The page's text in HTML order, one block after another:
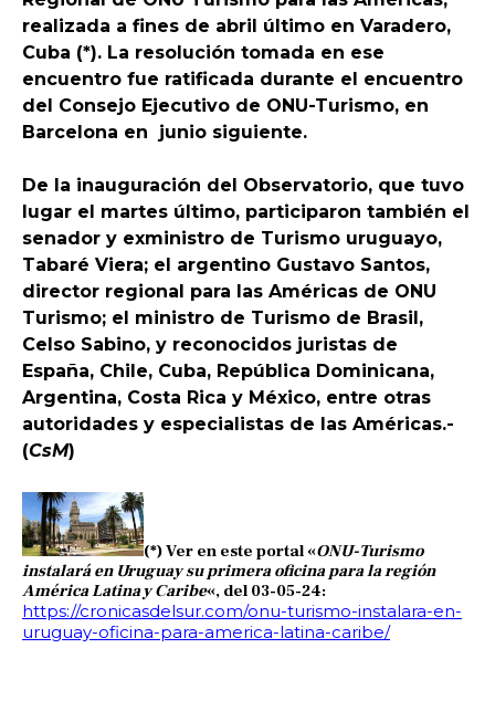
realizada a fines de abril último en Varadero,
Cuba (*). La resolución tomada en ese
encuentro fue ratificada durante el encuentro
del Consejo Ejecutivo de ONU-Turismo, en
Barcelona en junio siguiente.
De la inauguración del Observatorio, que tuvo
lugar el martes último, participaron también el
senador y exministro de Turismo uruguayo,
Tabaré Viera; el argentino Gustavo Santos,
director regional para las Américas de ONU
Turismo; el ministro de Turismo de Brasil,
Celso Sabino, y reconocidos juristas de
España, Chile, Cuba, República Dominicana,
Argentina, Costa Rica y México, entre otras
autoridades y especialistas de las Américas.-
(CsM)
(*) Ver en este portal «ONU-Turismo
instalará en Uruguay su primera oficina para la región
América Latina y Caribe«, del 03-05-24:
https://cronicasdelsur.com/onu-turismo-instalara-en-
uruguay-oficina-para-america-latina-caribe/